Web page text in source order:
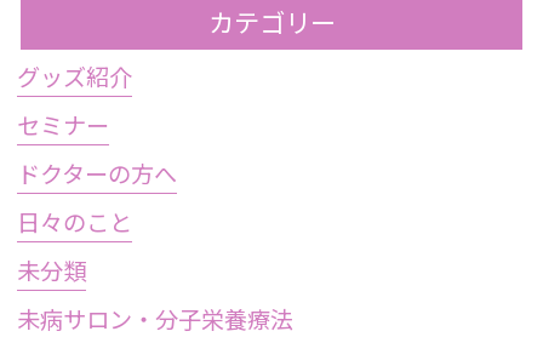
カテゴリー
グッズ紹介
セミナー
ドクターの方へ
日々のこと
未分類
未病サロン・分子栄養療法